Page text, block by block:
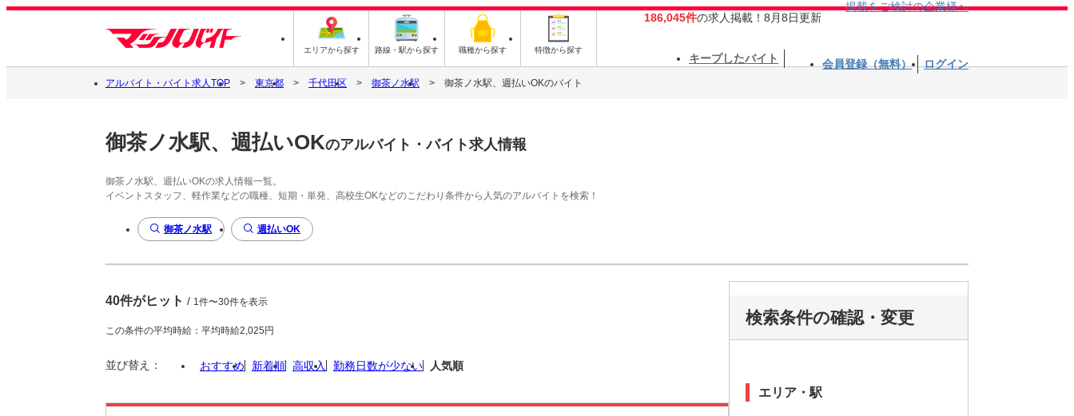
エリアから探す 路線・駅から探す 職種から探す 特徴から探す
186,045件の求人掲載！8月8日更新
掲載をご検討の企業様へ
キープしたバイト 会員登録（無料） ログイン
アルバイト・バイト求人TOP 東京都 千代田区 御茶ノ水駅 御茶ノ水駅、週払いOKのバイト
御茶ノ水駅、週払いOKのアルバイト・バイト求人情報
御茶ノ水駅、週払いOKの求人情報一覧。
イベントスタッフ、軽作業などの職種、短期・単発、高校生OKなどのこだわり条件から人気のアルバイトを検索！
御茶ノ水駅 週払いOK
40件がヒット / 1件〜30件を表示
この条件の平均時給：平均時給2,025円
並び替え： おすすめ 新着順 高収入 勤務日数が少ない 人気順
検索条件の確認・変更
エリア・駅